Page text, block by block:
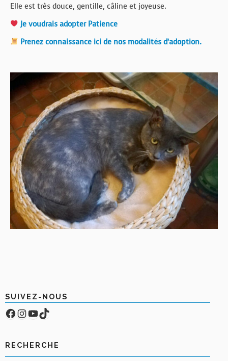
Elle est très douce, gentille, câline et joyeuse.
Je voudrais adopter Patience
Prenez connaissance ici de nos modalités d’adoption.
SUIVEZ-NOUS
Facebook
Compte Instagram
YouTube
TikTok
RECHERCHE